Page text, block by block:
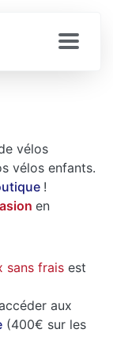
vélos
vélos enfants.
!
en
sans frais est
aux
(400€ sur les